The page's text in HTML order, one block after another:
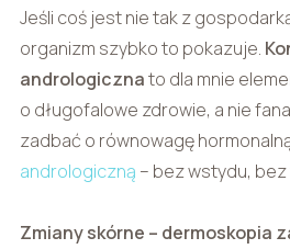
Jeśli coś jest nie tak z
organizm szybko to pokazuje.
andrologicznato dla mnie
o długofalowe zdrowie, a nie
zadbać o równowagę
andrologiczną – bez wstydu, bez
Zmiany skórne – dermoskopia